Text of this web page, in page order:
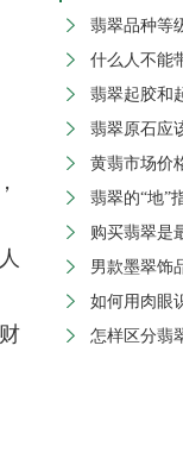
 翡翠品种等
 什么人不能
 翡翠起胶和
 翡翠原石应
 黄翡市场价
 翡翠的“地”
 购买翡翠是
 男款墨翠饰品
 如何用肉眼
 怎样区分翡